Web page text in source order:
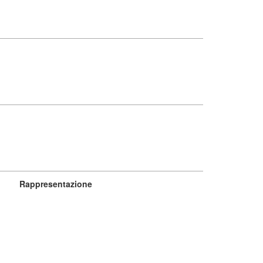
Rappresentazione